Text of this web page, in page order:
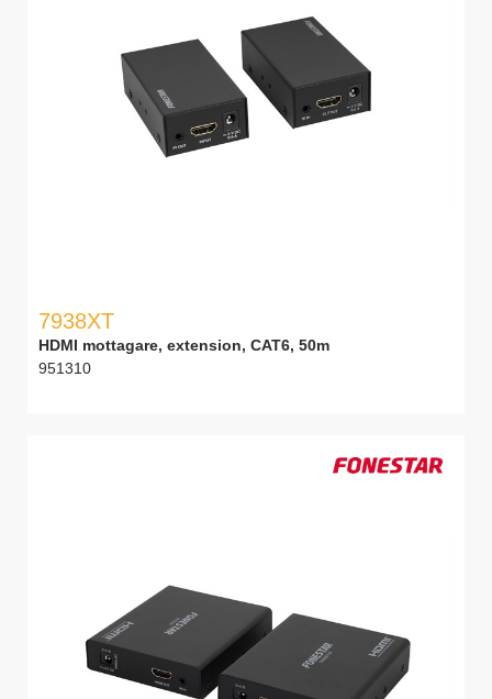
7938XT
HDMI mottagare, extension, CAT6, 50m
951310